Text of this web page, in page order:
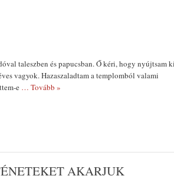
taleszben és papucsban. Ő kéri, hogy nyújtsam
vagyok. Hazaszaladtam a templomból valami
e … Tovább »
AKARJUK